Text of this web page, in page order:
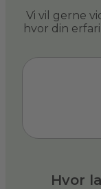
Vi vil gerne
hvor din
Hvor